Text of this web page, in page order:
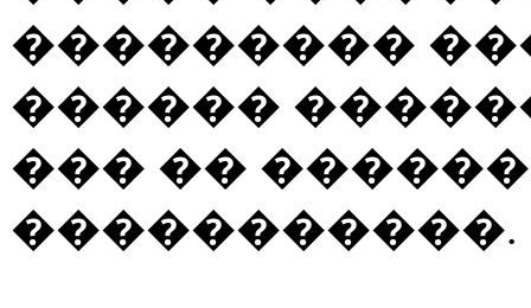
���������
������
��� ��
�����������.